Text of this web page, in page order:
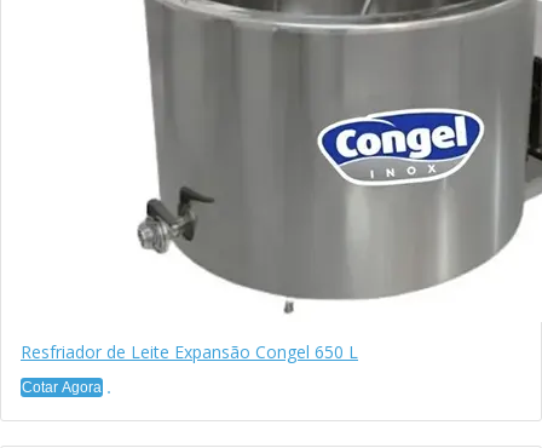
Resfriador de Leite Expansão Congel 650 L
Cotar Agora